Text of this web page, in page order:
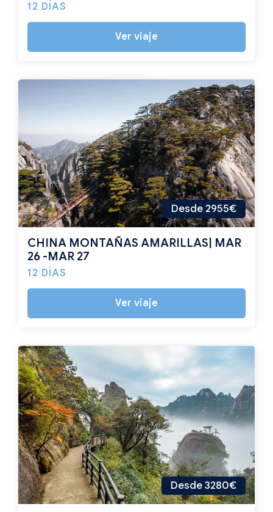
12 DÍAS
Ver viaje
Desde 2955€
CHINA MONTAÑAS AMARILLAS| MAR
26 -MAR 27
12 DÍAS
Ver viaje
Desde 3280€